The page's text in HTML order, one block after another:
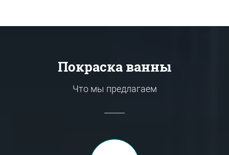
Покраска ванны
Что мы предлагаем